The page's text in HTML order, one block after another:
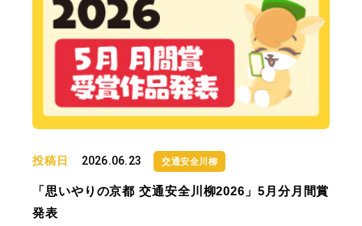
投稿日 2026.06.23 交通安全川柳
「思いやりの京都 交通安全川柳2026」5月分月間賞
発表